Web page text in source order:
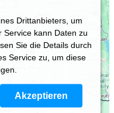
Drittanbieters, um
Service kann Daten zu
Sie die Details durch
Service zu, um diese
Akzeptieren